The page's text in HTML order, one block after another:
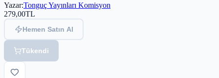
Yazar:Tonguç Yayınları Komisyon
279,00TL
Hemen Satın Al
Tükendi